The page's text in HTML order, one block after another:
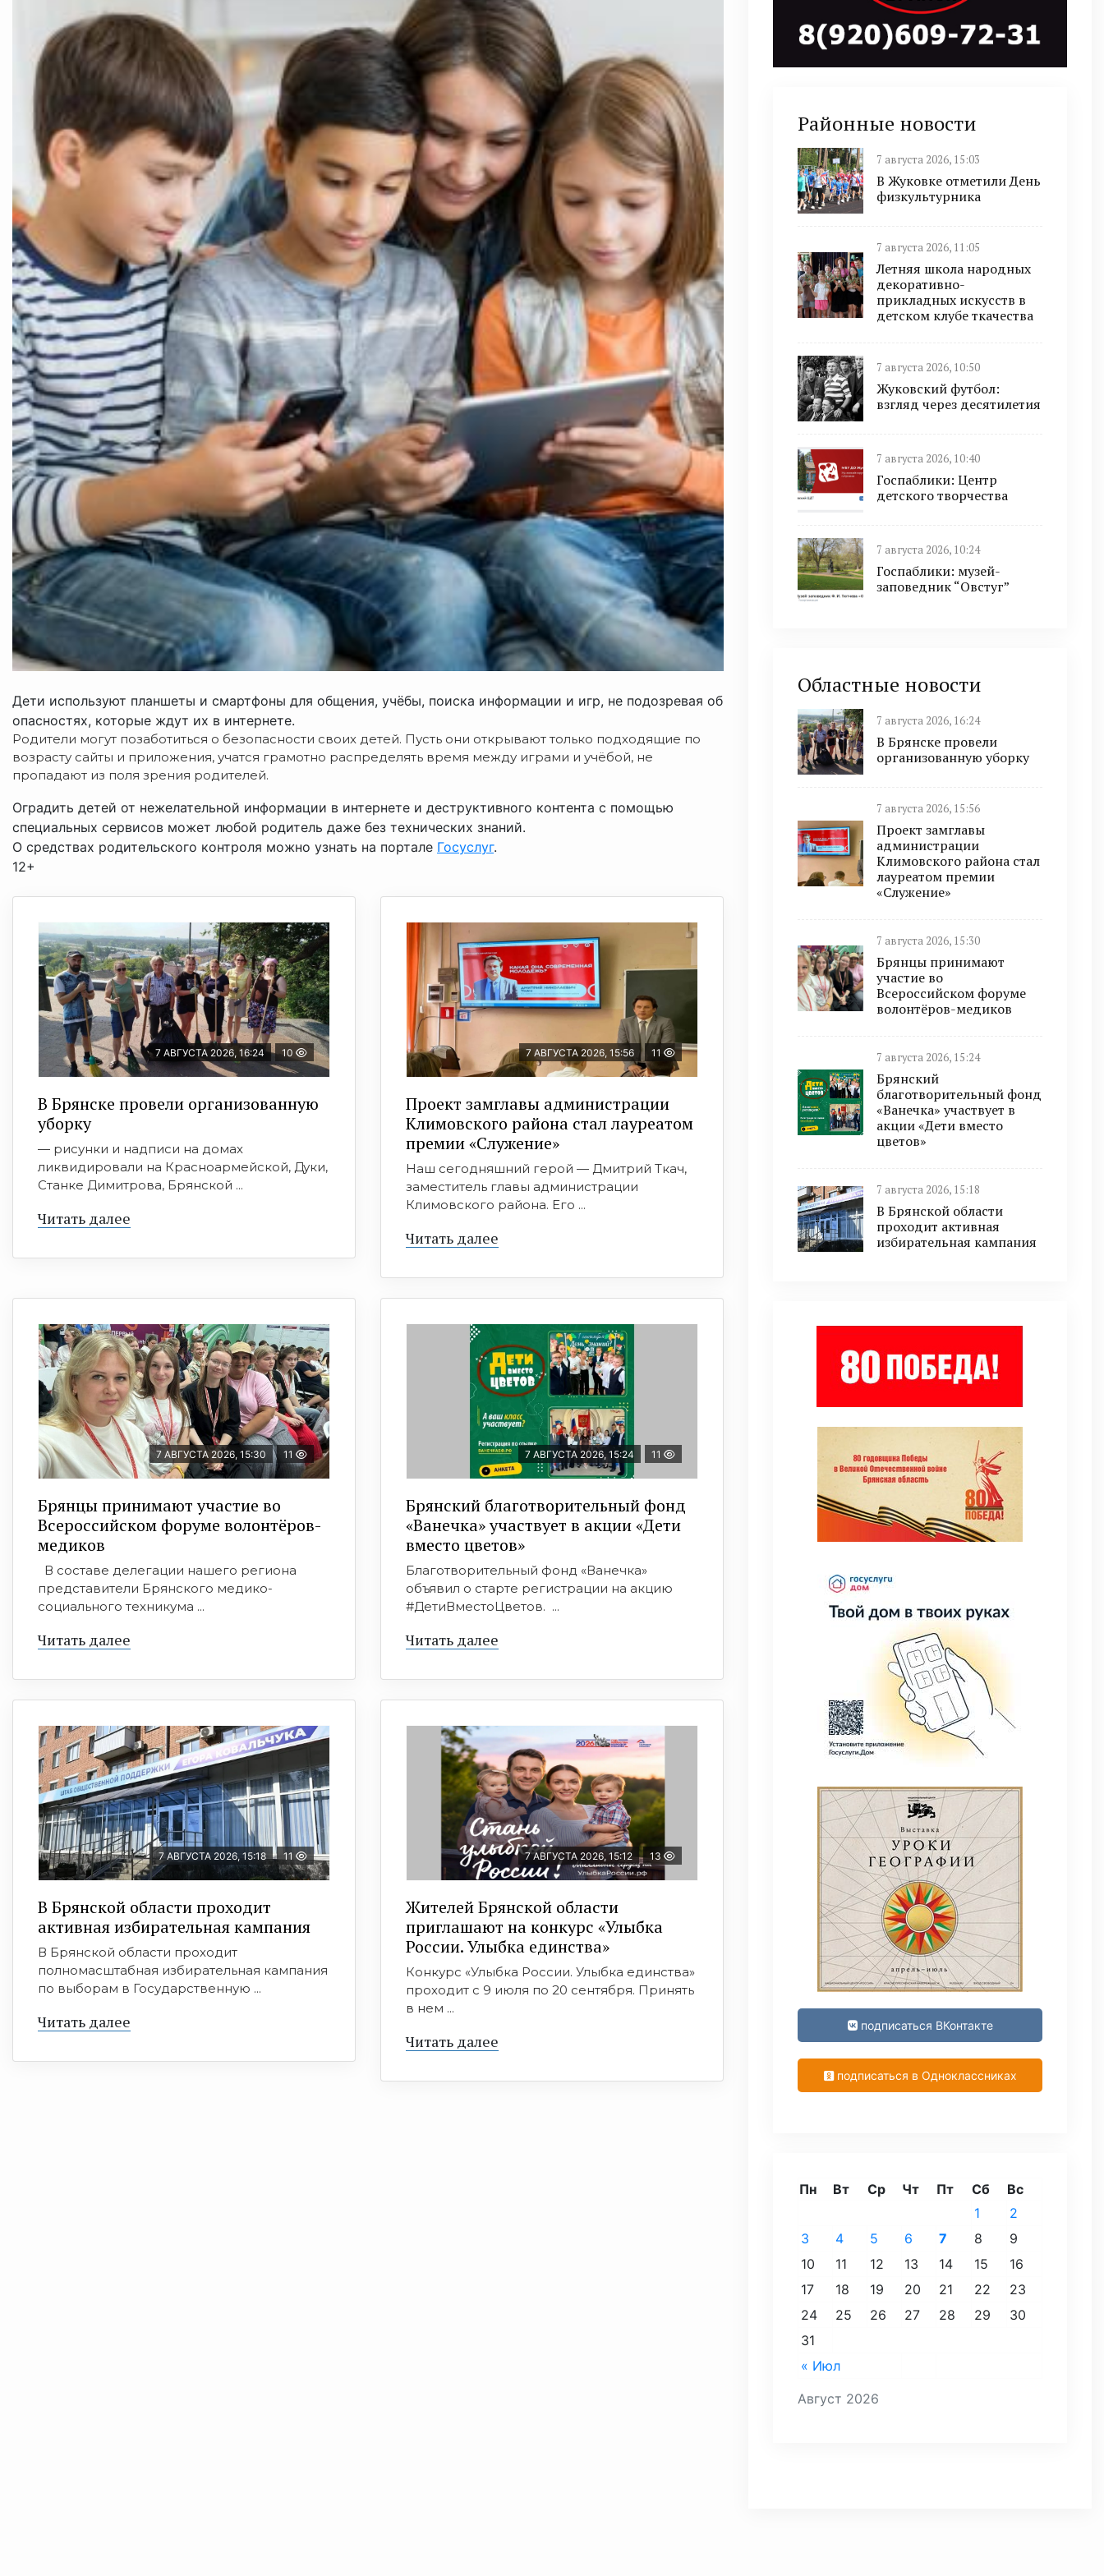
Дети используют планшеты и смартфоны для общения, учёбы, поиска информации и игр, не подозревая об
опасностях, которые ждут их в интернете.
Родители могут позаботиться о безопасности своих детей. Пусть они открывают только подходящие по
возрасту сайты и приложения, учатся грамотно распределять время между играми и учёбой, не
пропадают из поля зрения родителей.
Оградить детей от нежелательной информации в интернете и деструктивного контента с помощью
специальных сервисов может любой родитель даже без технических знаний.
О средствах родительского контроля можно узнать на портале Госуслуг.
12+
7 АВГУСТА 2026, 16:24 10
В Брянске провели организованную
уборку
— рисунки и надписи на домах
ликвидировали на Красноармейской, Дуки,
Станке Димитрова, Брянской ...
Читать далее
7 АВГУСТА 2026, 15:56 11
Проект замглавы администрации
Климовского района стал лауреатом
премии «Служение»
Наш сегодняшний герой — Дмитрий Ткач,
заместитель главы администрации
Климовского района. Его ...
Читать далее
7 АВГУСТА 2026, 15:30 11
Брянцы принимают участие во
Всероссийском форуме волонтёров-
медиков
В составе делегации нашего региона
представители Брянского медико-
социального техникума ...
Читать далее
7 АВГУСТА 2026, 15:24 11
Брянский благотворительный фонд
«Ванечка» участвует в акции «Дети
вместо цветов»
Благотворительный фонд «Ванечка»
объявил о старте регистрации на акцию
#ДетиВместоЦветов. ...
Читать далее
7 АВГУСТА 2026, 15:18 11
В Брянской области проходит
активная избирательная кампания
В Брянской области проходит
полномасштабная избирательная кампания
по выборам в Государственную ...
Читать далее
7 АВГУСТА 2026, 15:12 13
Жителей Брянской области
приглашают на конкурс «Улыбка
России. Улыбка единства»
Конкурс «Улыбка России. Улыбка единства»
проходит с 9 июля по 20 сентября. Принять
в нем ...
Читать далее
Районные новости
7 августа 2026, 15:03
В Жуковке отметили День
физкультурника
7 августа 2026, 11:05
Летняя школа народных
декоративно-
прикладных искусств в
детском клубе ткачества
7 августа 2026, 10:50
Жуковский футбол:
взгляд через десятилетия
7 августа 2026, 10:40
Госпаблики: Центр
детского творчества
7 августа 2026, 10:24
Госпаблики: музей-
заповедник “Овстуг”
Областные новости
7 августа 2026, 16:24
В Брянске провели
организованную уборку
7 августа 2026, 15:56
Проект замглавы
администрации
Климовского района стал
лауреатом премии
«Служение»
7 августа 2026, 15:30
Брянцы принимают
участие во
Всероссийском форуме
волонтёров-медиков
7 августа 2026, 15:24
Брянский
благотворительный фонд
«Ванечка» участвует в
акции «Дети вместо
цветов»
7 августа 2026, 15:18
В Брянской области
проходит активная
избирательная кампания
подписаться ВКонтакте
подписаться в Одноклассниках
Август 2026
Пн Вт Ср Чт Пт Сб Вс
« Июл
1
2
3
4 5 6 7 8
9
10
11 12 13 14 15
16
17
18 19 20 21 22
23
24
25 26 27 28 29
30
31